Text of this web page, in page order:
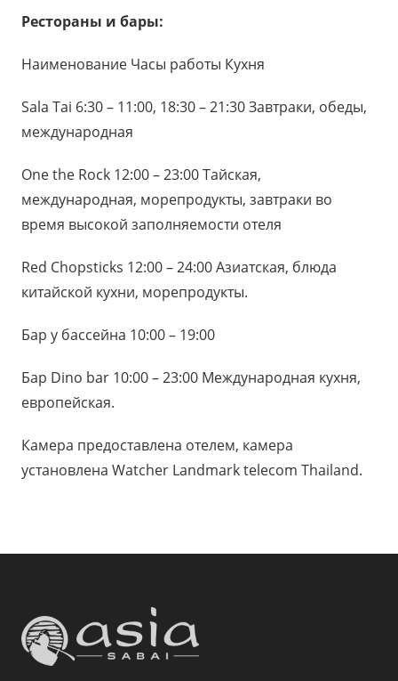
Рестораны и бары:
Наименование Часы работы Кухня
Sala Tai 6:30 – 11:00, 18:30 – 21:30 Завтраки, обеды,
международная
One the Rock 12:00 – 23:00 Тайская,
международная, морепродукты, завтраки во
время высокой заполняемости отеля
Red Chopsticks 12:00 – 24:00 Азиатская, блюда
китайской кухни, морепродукты.
Бар у бассейна 10:00 – 19:00
Бар Dino bar 10:00 – 23:00 Международная кухня,
европейская.
Камера предоставлена отелем, камера
установлена Watcher Landmark telecom Thailand.